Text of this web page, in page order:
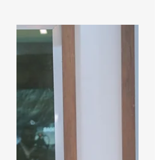
Diputados, Alfredo
Pacheco, junto...
proyecto de ley